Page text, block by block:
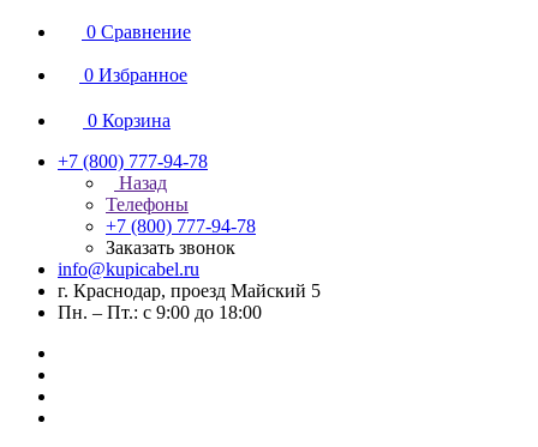
0 Сравнение
0 Избранное
0 Корзина
+7 (800) 777-94-78
Назад
Телефоны
+7 (800) 777-94-78
Заказать звонок
info@kupicabel.ru
г. Краснодар, проезд Майский 5
Пн. – Пт.: с 9:00 до 18:00